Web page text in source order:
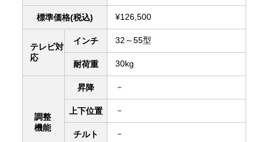
標準価格(税込) ¥126,500
テレビ対
応
インチ 32～55型
耐荷重 30kg
調整
機能
昇降 －
上下位置 －
チルト －